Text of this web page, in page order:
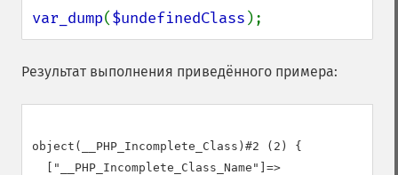
var_dump($undefinedClass );
Результат выполнения приведённого примера:
object(__PHP_Incomplete_Class)#2 (2) {
  ["__PHP_Incomplete_Class_Name"]=>